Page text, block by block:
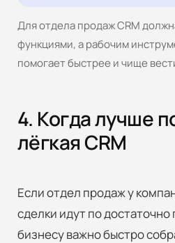
Для отдела продаж CRM
функциями, а рабочим
помогает быстрее и чище
4. Когда лучше
лёгкая CRM
Если отдел продаж у
сделки идут по
бизнесу важно быстро
Отправить
Наш сайт защищен с
и соответствует
Политике
конфиденциальности